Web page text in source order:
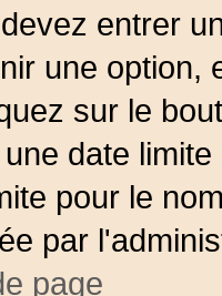
entrer
une option,
sur le
date
pour le
par
page